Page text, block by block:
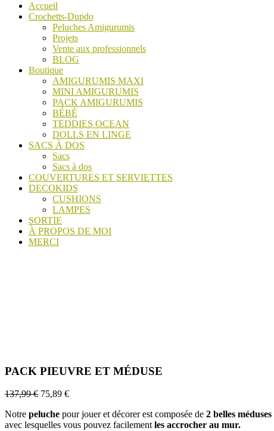
Accueil
Crochetts-Dupdo
Peluches Amigurumis
Projets
Vente aux professionnels
BLOG
Boutique
AMIGURUMIS MAXI
MINI AMIGURUMIS
PACK AMIGURUMIS
BÉBÉ
TEDDIES OCEAN
DOLLS EN LINGE
SACS À DOS
Sacs
Sacs à dos
COUVERTURES ET SERVIETTES
DECOKIDS
CUSHIONS
LAMPES
SORTIE
À PROPOS DE MOI
MERCI
PACK PIEUVRE ET MÉDUSE
137,99€ 75,89 €
Notre peluche pour jouer et décorer est composée de 2 belles méduses
avec lesquelles vous pouvez facilementles accrocher au mur.